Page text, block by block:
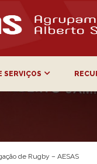
SERVIÇOS
de Rugby – AESAS